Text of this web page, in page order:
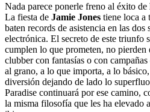
Nada parece ponerle freno al éxito de
La fiesta de Jamie Jones tiene loca a
baten records de asistencia en las dos
electrónica. El secreto de este triunfo
cumplen lo que prometen, no pierden
clubber con fantasías o con
al grano, a lo que importa, a lo
diversión dejando de lado lo
Paradise continuará por ese camino,
la misma filosofía que les ha elevado